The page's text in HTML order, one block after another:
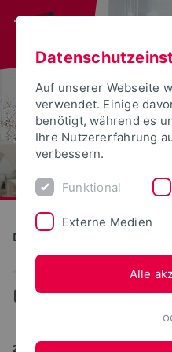
Detmolder Schule für
... News
20.05.2014
Auf unserer Webseite
verwendet. Einige
benötigt, während es
Ihre Nutzererfahrung
verbessern.
Funktional
Externe Medien
Alle